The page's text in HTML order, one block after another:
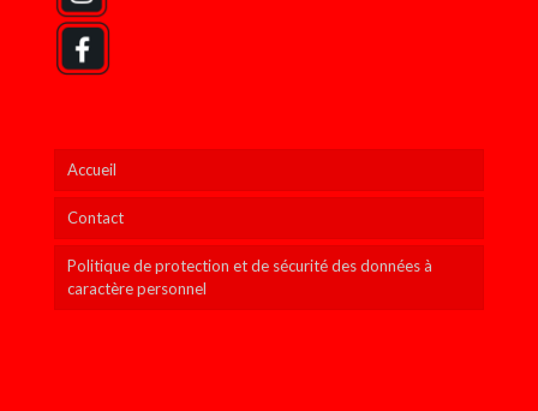
Accueil
Contact
Politique de protection et de sécurité des données à
caractère personnel